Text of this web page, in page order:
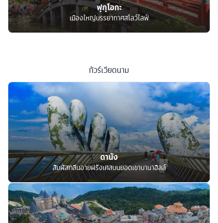
ฟุกุโอกะ
เมืองใหญ่บรรยากาศสโลว์ไลฟ์
ทัวร์เวียดนาม
ดานัง
สัมผัสกลิ่นอายฝรั่งเศสบนยอดเขาบานาฮิลล์